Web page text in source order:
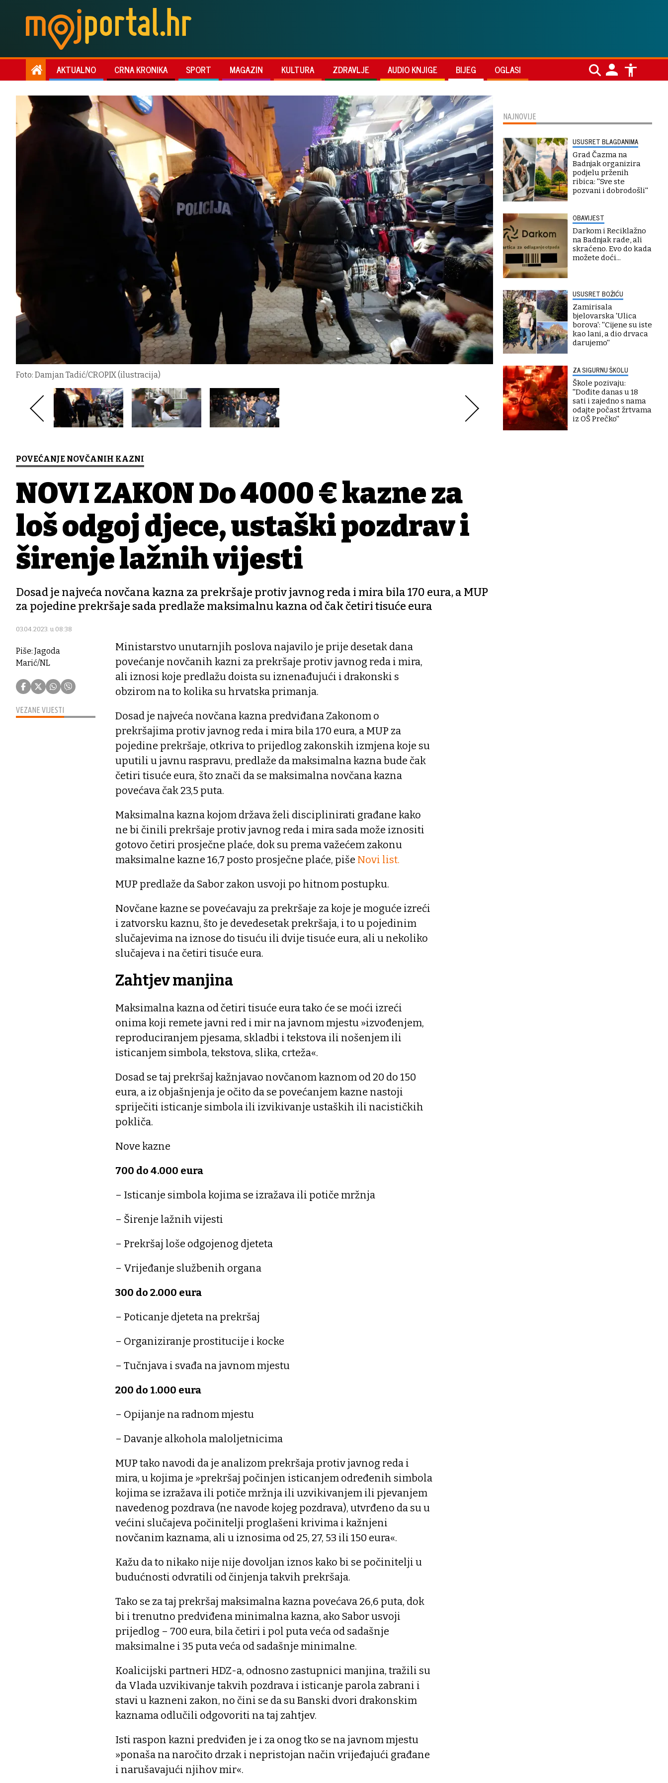
AKTUALNO CRNA KRONIKA SPORT MAGAZIN KULTURA ZDRAVLJE AUDIO KNJIGE BIJEG OGLASI
Foto: Damjan Tadić/CROPIX (ilustracija)
POVEĆANJE NOVČANIH KAZNI
NOVI ZAKON Do 4000 € kazne za
loš odgoj djece, ustaški pozdrav i
širenje lažnih vijesti
Dosad je najveća novčana kazna za prekršaje protiv javnog reda i mira bila 170 eura, a MUP
za pojedine prekršaje sada predlaže maksimalnu kazna od čak četiri tisuće eura
03.04.2023. u 08:38
Piše: Jagoda
Marić/NL
VEZANE VIJESTI
Ministarstvo unutarnjih poslova najavilo je prije desetak dana
povećanje novčanih kazni za prekršaje protiv javnog reda i mira,
ali iznosi koje predlažu doista su iznenađujući i drakonski s
obzirom na to kolika su hrvatska primanja.
Dosad je najveća novčana kazna predviđana Zakonom o
prekršajima protiv javnog reda i mira bila 170 eura, a MUP za
pojedine prekršaje, otkriva to prijedlog zakonskih izmjena koje su
uputili u javnu raspravu, predlaže da maksimalna kazna bude čak
četiri tisuće eura, što znači da se maksimalna novčana kazna
povećava čak 23,5 puta.
Maksimalna kazna kojom država želi disciplinirati građane kako
ne bi činili prekršaje protiv javnog reda i mira sada može iznositi
gotovo četiri prosječne plaće, dok su prema važećem zakonu
maksimalne kazne 16,7 posto prosječne plaće, piše Novi list.
MUP predlaže da Sabor zakon usvoji po hitnom postupku.
Novčane kazne se povećavaju za prekršaje za koje je moguće izreći
i zatvorsku kaznu, što je devedesetak prekršaja, i to u pojedinim
slučajevima na iznose do tisuću ili dvije tisuće eura, ali u nekoliko
slučajeva i na četiri tisuće eura.
Zahtjev manjina
Maksimalna kazna od četiri tisuće eura tako će se moći izreći
onima koji remete javni red i mir na javnom mjestu »izvođenjem,
reproduciranjem pjesama, skladbi i tekstova ili nošenjem ili
isticanjem simbola, tekstova, slika, crteža«.
Dosad se taj prekršaj kažnjavao novčanom kaznom od 20 do 150
eura, a iz objašnjenja je očito da se povećanjem kazne nastoji
spriječiti isticanje simbola ili izvikivanje ustaških ili nacističkih
pokliča.
Nove kazne
700 do 4.000 eura
– Isticanje simbola kojima se izražava ili potiče mržnja
– Širenje lažnih vijesti
– Prekršaj loše odgojenog djeteta
– Vrijeđanje službenih organa
300 do 2.000 eura
– Poticanje djeteta na prekršaj
– Organiziranje prostitucije i kocke
– Tučnjava i svađa na javnom mjestu
200 do 1.000 eura
– Opijanje na radnom mjestu
– Davanje alkohola maloljetnicima
MUP tako navodi da je analizom prekršaja protiv javnog reda i
mira, u kojima je »prekršaj počinjen isticanjem određenih simbola
kojima se izražava ili potiče mržnja ili uzvikivanjem ili pjevanjem
navedenog pozdrava (ne navode kojeg pozdrava), utvrđeno da su u
većini slučajeva počinitelji proglašeni krivima i kažnjeni
novčanim kaznama, ali u iznosima od 25, 27, 53 ili 150 eura«.
Kažu da to nikako nije nije dovoljan iznos kako bi se počinitelji u
budućnosti odvratili od činjenja takvih prekršaja.
Tako se za taj prekršaj maksimalna kazna povećava 26,6 puta, dok
bi i trenutno predviđena minimalna kazna, ako Sabor usvoji
prijedlog – 700 eura, bila četiri i pol puta veća od sadašnje
maksimalne i 35 puta veća od sadašnje minimalne.
Koalicijski partneri HDZ-a, odnosno zastupnici manjina, tražili su
da Vlada uzvikivanje takvih pozdrava i isticanje parola zabrani i
stavi u kazneni zakon, no čini se da su Banski dvori drakonskim
kaznama odlučili odgovoriti na taj zahtjev.
Isti raspon kazni predviđen je i za onog tko se na javnom mjestu
»ponaša na naročito drzak i nepristojan način vrijeđajući građane
i narušavajući njihov mir«.
NAJNOVIJE
USUSRET BLAGDANIMA
Grad Čazma na
Badnjak organizira
podjelu prženih
ribica: ''Sve ste
pozvani i dobrodošli''
OBAVIJEST
Darkom i Reciklažno
na Badnjak rade, ali
skraćeno. Evo do kada
možete doći...
USUSRET BOŽIĆU
Zamirisala
bjelovarska 'Ulica
borova': ''Cijene su iste
kao lani, a dio drvaca
darujemo''
ZA SIGURNU ŠKOLU
Škole pozivaju:
''Dođite danas u 18
sati i zajedno s nama
odajte počast žrtvama
iz OŠ Prečko''